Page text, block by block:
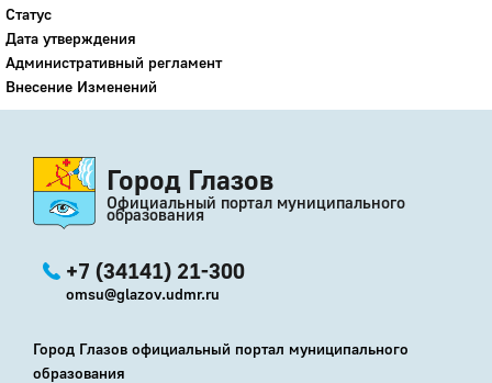
Статус
Дата утверждения
Административный регламент
Внесение Изменений
Город Глазов
Официальный портал муниципального
образования
+7 (34141) 21-300
omsu@glazov.udmr.ru
Город Глазов официальный портал муниципального
образования